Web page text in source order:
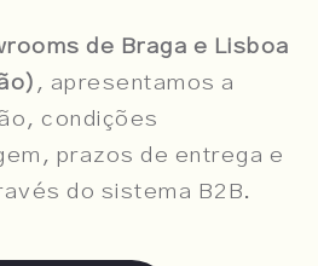
de Braga e Lisboa
, apresentamos a
condições
prazos de entrega e
do sistema B2B.